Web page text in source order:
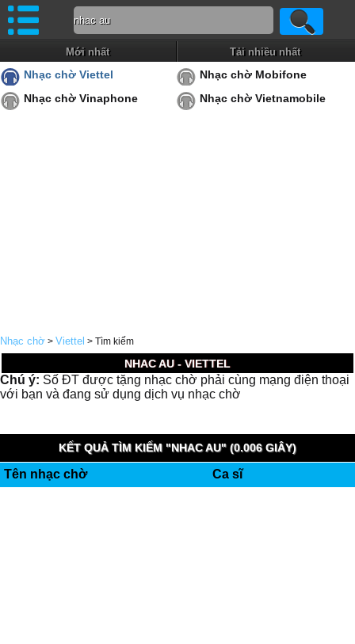
Mới nhất Tải nhiều nhất
Nhạc chờ Viettel
Nhạc chờ Mobifone
Nhạc chờ Vinaphone
Nhạc chờ Vietnamobile
Nhạc chờ > Viettel > Tìm kiếm
NHAC AU - VIETTEL
Chú ý: Số ĐT được tặng nhạc chờ phải cùng mạng điện thoại
với bạn và đang sử dụng dịch vụ nhạc chờ
KẾT QUẢ TÌM KIẾM "NHAC AU" (0.006 GIÂY)
Tên nhạc chờ Ca sĩ